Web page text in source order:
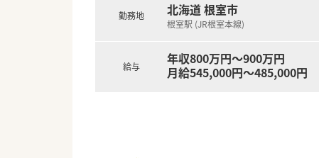
勤務地 北海道 根室市
根室駅 (JR根室本線)
給与
年収800万円～900万円
月給545,000円～485,000円